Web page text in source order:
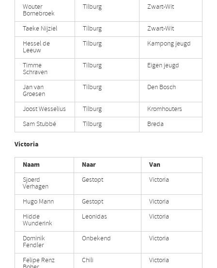
Wouter
Bornebroek
Tilburg Zwart-Wit
Taeke Nijziel Tilburg
Zwart-Wit
Hessel de
Leeuw
Tilburg Kampong jeugd
Timme
Schraven
Tilburg Eigen jeugd
Jan van
Groesen
Tilburg Den Bosch
Joost Wesselius Tilburg
Kromhouters
Sam Stubbé
Tilburg Breda
Victoria
Naam Naar Van
Sjoerd
Verhagen
Gestopt Victoria
Hugo Mann Gestopt
Victoria
Hidde
Wunderink
Leonidas Victoria
Dominik
Fendler
Onbekend Victoria
Felipe Renz Chili Victoria